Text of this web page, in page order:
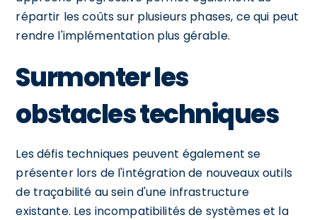
répartir les coûts sur plusieurs phases, ce qui peut
rendre l'implémentation plus gérable.
Surmonter les
obstacles techniques
Les défis techniques peuvent également se
présenter lors de l'intégration de nouveaux outils
de traçabilité au sein d'une infrastructure
existante. Les incompatibilités de systèmes et la